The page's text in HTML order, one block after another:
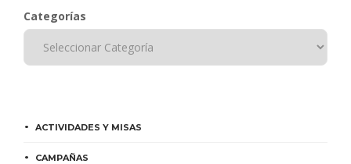
Categorías
ACTIVIDADES Y MISAS
CAMPAÑAS